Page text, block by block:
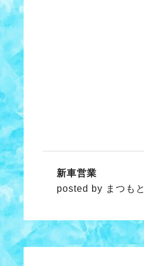
新車営業
posted by まつもと